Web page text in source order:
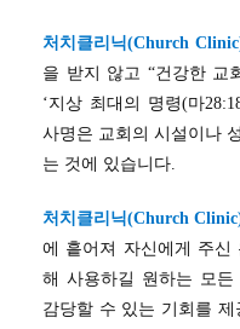
처치클리닉(Church
을 받지 않고 “건강한 교
‘지상 최대의 명령(마
사명은 교회의 시설이나
는 것에 있습니다.
처치클리닉(Church
에 흩어져 자신에게 주신
해 사용하길 원하는 모
감당할 수 있는 기회를